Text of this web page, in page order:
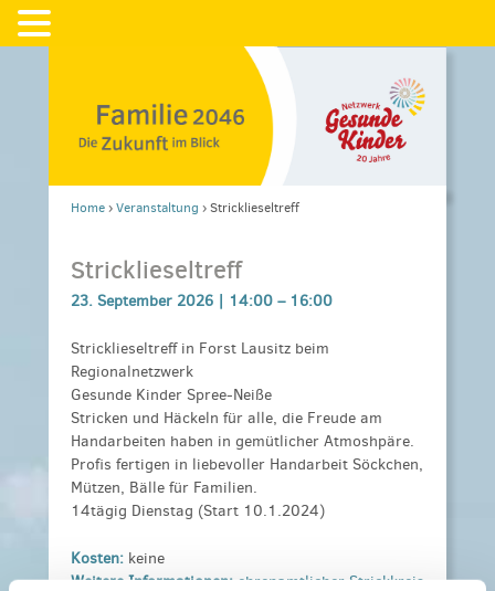
Home›Veranstaltung ›Stricklieseltreff
Stricklieseltreff
23. September 2026 | 14:00 – 16:00
Stricklieseltreff in Forst Lausitz beim
Regionalnetzwerk
Gesunde Kinder Spree-Neiße
Stricken und Häckeln für alle, die Freude am
Handarbeiten haben in gemütlicher Atmoshpäre.
Profis fertigen in liebevoller Handarbeit Söckchen,
Mützen, Bälle für Familien.
14tägig Dienstag (Start 10.1.2024)
Kosten: keine
Weitere Informationen: ehrenamtlicher Strickkreis